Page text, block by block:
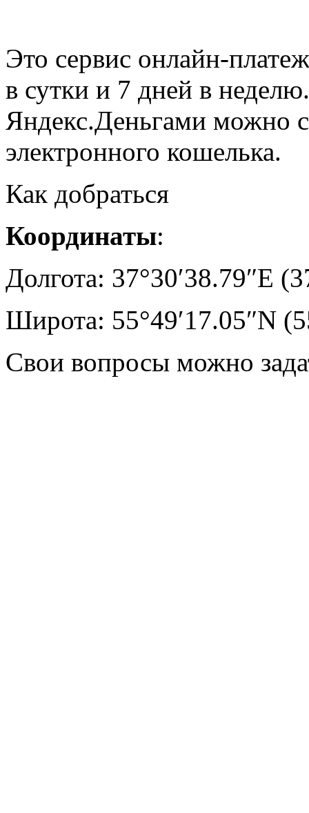
Это сервис онлайн-
в сутки и 7 дней в
Яндекс.Деньгами можно
электронного кошелька.
Как добраться
Координаты:
Долгота: 37°30′38.79″E
Широта: 55°49′17.05″N
Свои вопросы можно